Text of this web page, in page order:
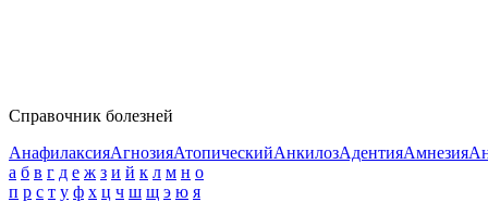
Справочник болезней
АнафилаксияАгнозияАтопическийАнкилозАдентияАмнезия
а б в г д е ж з и й к л м н о
п р с т у ф х ц ч ш щ э ю я